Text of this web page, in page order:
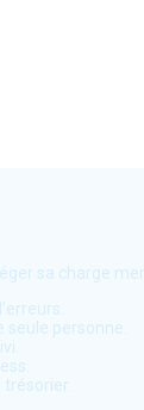
sa charge
seule personne.
trésorier.